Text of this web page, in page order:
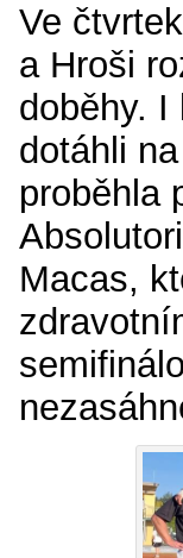
Ve
a Hroši
doběhy. I
dotáhli
proběhla
Macas,